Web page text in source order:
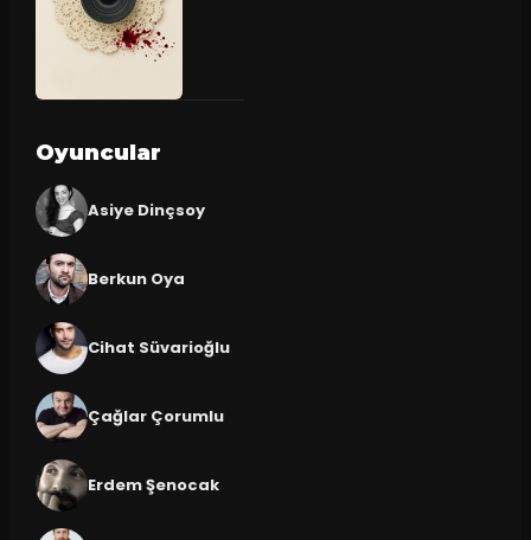
Oyuncular
Asiye Dinçsoy
Berkun Oya
Cihat Süvarioğlu
Çağlar Çorumlu
Erdem Şenocak